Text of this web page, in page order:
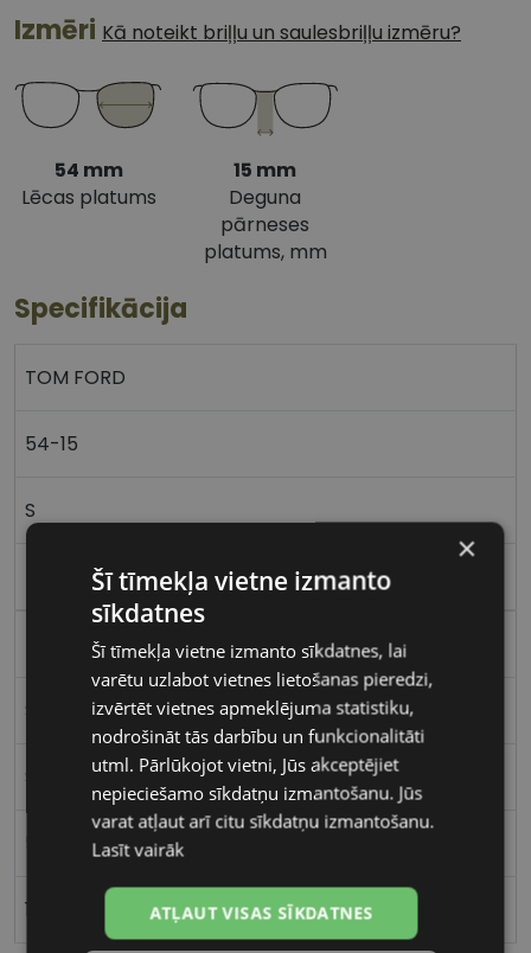
Izmēri Kā noteikt briļļu un saulesbriļļu izmēru?
54 mm
Lēcas platums
15 mm
Deguna
pārneses
platums, mm
Specifikācija
TOM FORD
54-15
S
Plastmasa
Stūrains
Sievietēm
15
×
Šī tīmekļa vietne izmanto
sīkdatnes
Šī tīmekļa vietne izmanto sīkdatnes, lai
varētu uzlabot vietnes lietošanas pieredzi,
izvērtēt vietnes apmeklējuma statistiku,
nodrošināt tās darbību un funkcionalitāti
utml. Pārlūkojot vietni, Jūs akceptējiet
nepieciešamo sīkdatņu izmantošanu. Jūs
varat atļaut arī citu sīkdatņu izmantošanu.
Lasīt vairāk
ATĻAUT VISAS SĪKDATNES